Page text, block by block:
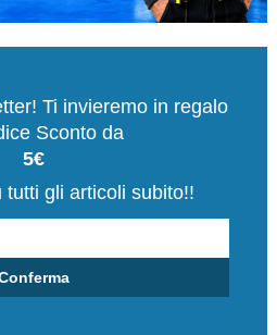
Ti invieremo in regalo
Sconto da
5€
tutti gli articoli subito!!